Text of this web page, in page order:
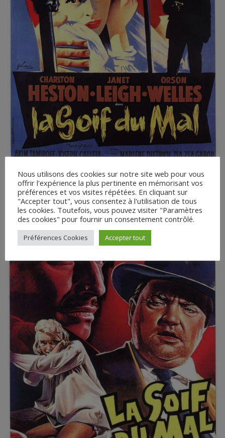
Nous utilisons des cookies sur notre site web pour vous
offrir l'expérience la plus pertinente en mémorisant vos
préférences et vos visites répétées. En cliquant sur
"Accepter tout", vous consentez à l'utilisation de tous
les cookies. Toutefois, vous pouvez visiter "Paramètres
des cookies" pour fournir un consentement contrôlé.
Préférences Cookies Accepter tout